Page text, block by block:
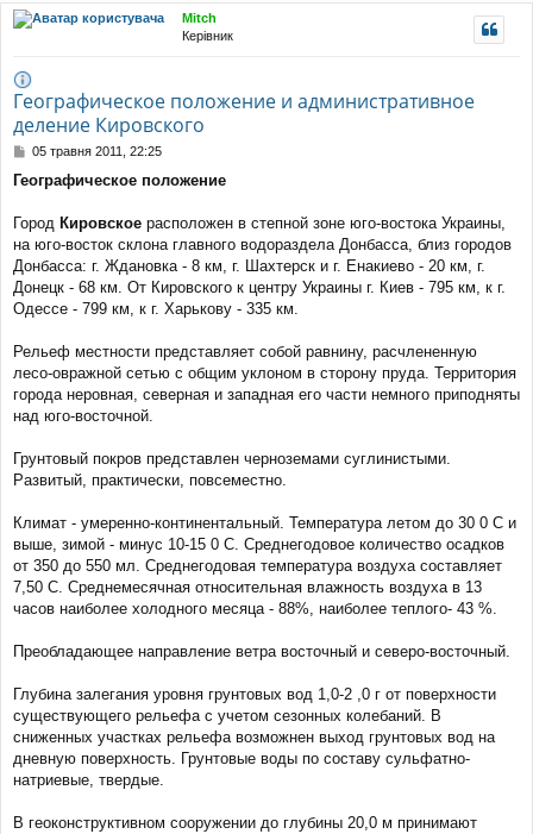
уп
Mitch
Керівник
Географическое положение и административное
деление Кировского
П
в
д
о
л
е
н
я
05 травня 2011, 22:25
Географическое положение
Город Кировское расположен в степной зоне юго-востока Украины,
на юго-восток склона главного водораздела Донбасса, близ городов
Донбасса: г. Ждановка - 8 км, г. Шахтерск и г. Енакиево - 20 км, г.
Донецк - 68 км. От Кировского к центру Украины г. Киев - 795 км, к г.
Одессе - 799 км, к г. Харькову - 335 км.
Рельеф местности представляет собой равнину, расчлененную
лесо-овражной сетью с общим уклоном в сторону пруда. Территория
города неровная, северная и западная его части немного приподняты
над юго-восточной.
Грунтовый покров представлен черноземами суглинистыми.
Развитый, практически, повсеместно.
Климат - умеренно-континентальный. Температура летом до 30 0 С и
выше, зимой - минус 10-15 0 С. Среднегодовое количество осадков
от 350 до 550 мл. Среднегодовая температура воздуха составляет
7,50 С. Среднемесячная относительная влажность воздуха в 13
часов наиболее холодного месяца - 88%, наиболее теплого- 43 %.
Преобладающее направление ветра восточный и северо-восточный.
Глубина залегания уровня грунтовых вод 1,0-2 ,0 г от поверхности
существующего рельефа с учетом сезонных колебаний. В
сниженных участках рельефа возможнен выход грунтовых вод на
дневную поверхность. Грунтовые воды по составу сульфатно-
натриевые, твердые.
В геоконструктивном сооружении до глубины 20,0 м принимают